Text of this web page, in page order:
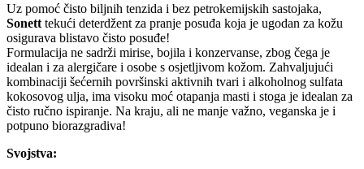
Uz pomoć čisto biljnih tenzida i bez petrokemijskih sastojaka,
Sonett tekući deterdžent za pranje posuđa koja je ugodan za kožu
osigurava blistavo čisto posuđe!
Formulacija ne sadrži mirise, bojila i konzervanse, zbog čega je
idealan i za alergičare i osobe s osjetljivom kožom. Zahvaljujući
kombinaciji šećernih površinski aktivnih tvari i alkoholnog sulfata
kokosovog ulja, ima visoku moć otapanja masti i stoga je idealan za
čisto ručno ispiranje. Na kraju, ali ne manje važno, veganska je i
potpuno biorazgradiva!
Svojstva: